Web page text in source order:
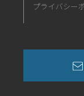
プライバシー